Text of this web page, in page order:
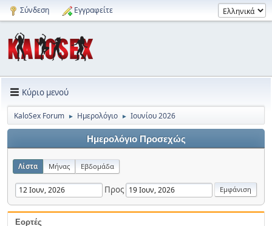
Σύνδεση Εγγραφείτε
Κύριο μενού
KaloSex Forum ► Ημερολόγιο ► Ιουνίου 2026
Ημερολόγιο Προσεχώς
Λίστα Μήνας Εβδομάδα
Προς
Εορτές